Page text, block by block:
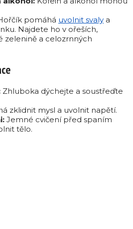
pomáhá uvolnit svaly a
Najdete ho v ořeších,
zelenině a celozrnných
Zhluboka dýchejte a soustřeďte
zklidnit mysl a uvolnit napětí.
Jemné cvičení před spaním
tělo.